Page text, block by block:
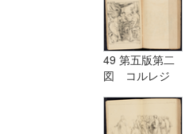
49 第五版第二
図 コルレジ